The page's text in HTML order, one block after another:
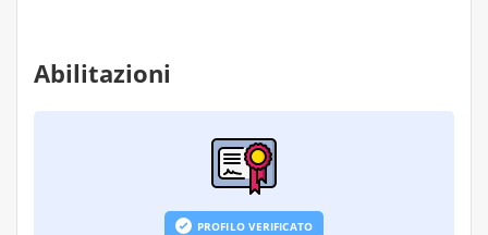
Abilitazioni
PROFILO VERIFICATO